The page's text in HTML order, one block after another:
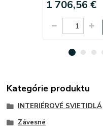
1 706,56 €
Kategórie produktu
INTERIÉROVÉ SVIETIDLÁ
Závesné